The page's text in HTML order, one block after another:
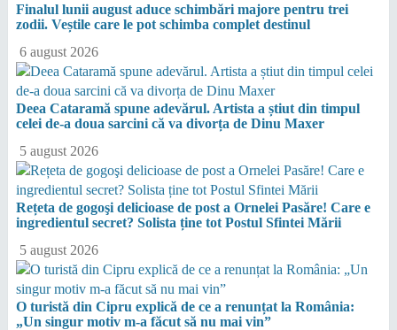
Finalul lunii august aduce schimbări majore pentru trei
zodii. Veștile care le pot schimba complet destinul
6 august 2026
Deea Cataramă spune adevărul. Artista a știut din timpul
celei de-a doua sarcini că va divorța de Dinu Maxer
5 august 2026
Rețeta de gogoşi delicioase de post a Ornelei Pasăre! Care e
ingredientul secret? Solista ține tot Postul Sfintei Mării
5 august 2026
O turistă din Cipru explică de ce a renunțat la România:
„Un singur motiv m-a făcut să nu mai vin”